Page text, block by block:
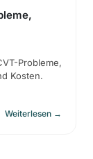
Probleme,
Kosten.
Weiterlesen →